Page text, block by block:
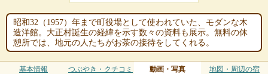
昭和32（1957）年まで町役場として使われていた、モダンな木
造洋館。大正村誕生の経緯を示す数々の資料も展示。無料の休
憩所では、地元の人たちがお茶の接待をしてくれる。
基本情報 つぶやき・クチコミ 動画・写真 地図・周辺の宿